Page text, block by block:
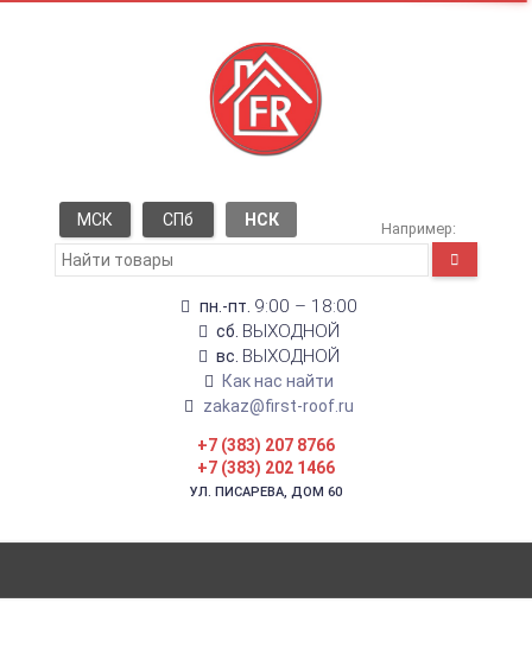
МСК СПб НСК Например:
пн.-пт. 9:00 – 18:00
сб. ВЫХОДНОЙ
вс. ВЫХОДНОЙ
Как нас найти
zakaz@first-roof.ru
+7 (383) 207 8766
+7 (383) 202 1466
УЛ. ПИСАРЕВА, ДОМ 60